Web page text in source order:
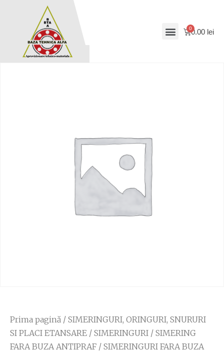
0.00 lei
Prima pagină / SIMERINGURI, ORINGURI, SNURURI
SI PLACI ETANSARE / SIMERINGURI / SIMERING
FARA BUZA ANTIPRAF / SIMERINGURI FARA BUZA